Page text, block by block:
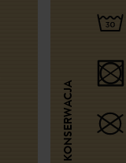
KONSERWACJA